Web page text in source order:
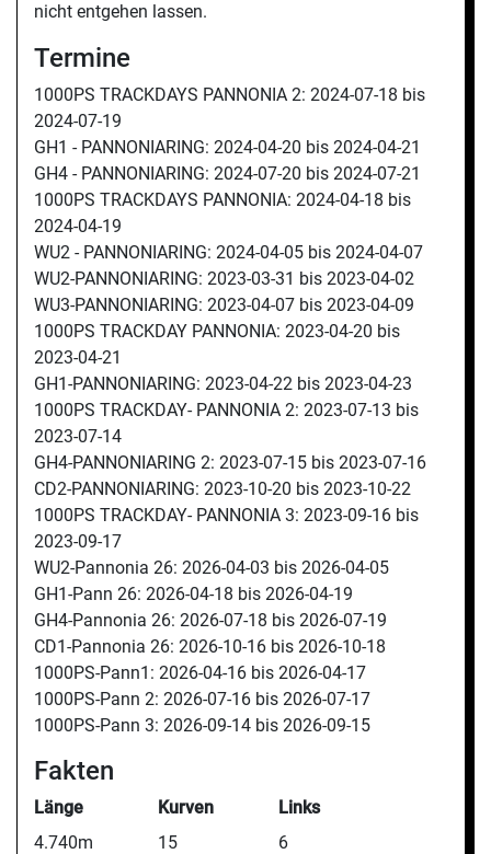
nicht entgehen lassen.
Termine
1000PS TRACKDAYS PANNONIA 2: 2024-07-18 bis
2024-07-19
GH1 - PANNONIARING: 2024-04-20 bis 2024-04-21
GH4 - PANNONIARING: 2024-07-20 bis 2024-07-21
1000PS TRACKDAYS PANNONIA: 2024-04-18 bis
2024-04-19
WU2 - PANNONIARING: 2024-04-05 bis 2024-04-07
WU2-PANNONIARING: 2023-03-31 bis 2023-04-02
WU3-PANNONIARING: 2023-04-07 bis 2023-04-09
1000PS TRACKDAY PANNONIA: 2023-04-20 bis
2023-04-21
GH1-PANNONIARING: 2023-04-22 bis 2023-04-23
1000PS TRACKDAY- PANNONIA 2: 2023-07-13 bis
2023-07-14
GH4-PANNONIARING 2: 2023-07-15 bis 2023-07-16
CD2-PANNONIARING: 2023-10-20 bis 2023-10-22
1000PS TRACKDAY- PANNONIA 3: 2023-09-16 bis
2023-09-17
WU2-Pannonia 26: 2026-04-03 bis 2026-04-05
GH1-Pann 26: 2026-04-18 bis 2026-04-19
GH4-Pannonia 26: 2026-07-18 bis 2026-07-19
CD1-Pannonia 26: 2026-10-16 bis 2026-10-18
1000PS-Pann1: 2026-04-16 bis 2026-04-17
1000PS-Pann 2: 2026-07-16 bis 2026-07-17
1000PS-Pann 3: 2026-09-14 bis 2026-09-15
Fakten
Länge
4.740m
Kurven
15
Links
6